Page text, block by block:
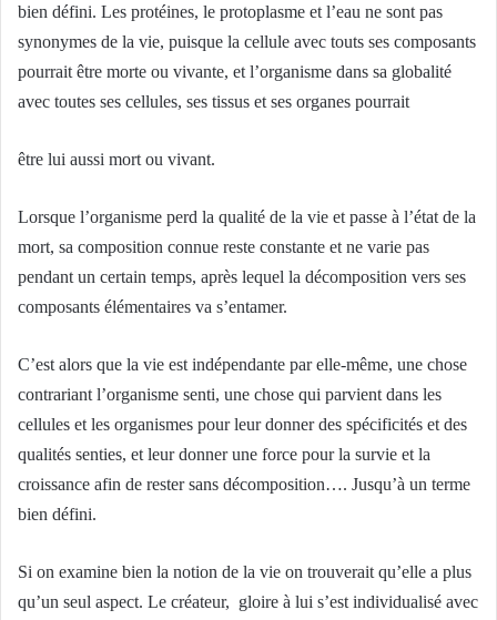
bien défini. Les protéines, le protoplasme et l’eau ne sont pas
synonymes de la vie, puisque la cellule avec touts ses composants
pourrait être morte ou vivante, et l’organisme dans sa globalité
avec toutes ses cellules, ses tissus et ses organes pourrait
être lui aussi mort ou vivant.
Lorsque l’organisme perd la qualité de la vie et passe à l’état de la
mort, sa composition connue reste constante et ne varie pas
pendant un certain temps, après lequel la décomposition vers ses
composants élémentaires va s’entamer.
C’est alors que la vie est indépendante par elle-même, une chose
contrariant l’organisme senti, une chose qui parvient dans les
cellules et les organismes pour leur donner des spécificités et des
qualités senties, et leur donner une force pour la survie et la
croissance afin de rester sans décomposition…. Jusqu’à un terme
bien défini.
Si on examine bien la notion de la vie on trouverait qu’elle a plus
qu’un seul aspect. Le créateur, gloire à lui s’est individualisé avec